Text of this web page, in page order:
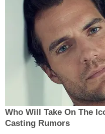
Who Will Take On The
Casting Rumors